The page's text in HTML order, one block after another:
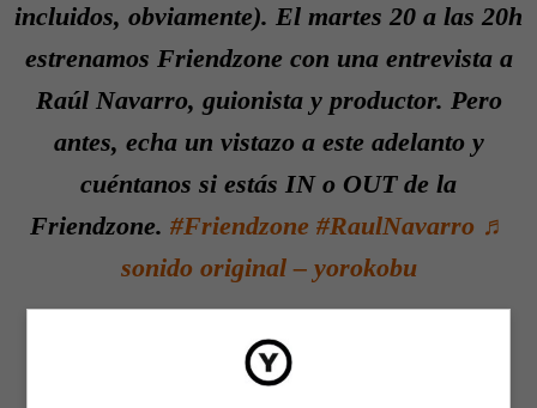
incluidos, obviamente). El martes 20 a las 20h
estrenamos Friendzone con una entrevista a
Raúl Navarro, guionista y productor. Pero
antes, echa un vistazo a este adelanto y
cuéntanos si estás IN o OUT de la
Friendzone. #Friendzone #RaulNavarro ♬
sonido original – yorokobu
guionista y algunas de las claves de su proceso creativo: